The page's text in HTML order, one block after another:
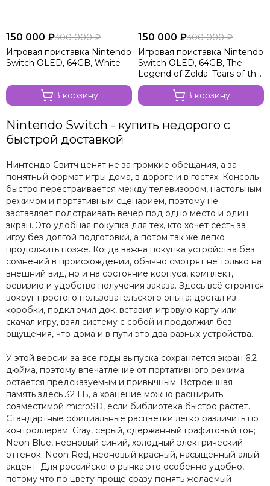
150 000 ₽300 000 ₽
Игровая приставка Nintendo
Switch OLED, 64GB, White
В корзину
150 000 ₽300 000 ₽
Игровая приставка Nintendo
Switch OLED, 64GB, The
Legend of Zelda: Tears of the
Kingdom
В корзину
Nintendo Switch - купить недорого с
быстрой доставкой
Нинтендо Свитч ценят не за громкие обещания, а за
понятный формат игры дома, в дороге и в гостях. Консоль
быстро перестраивается между телевизором, настольным
режимом и портативным сценарием, поэтому не
заставляет подстраивать вечер под одно место и один
экран. Это удобная покупка для тех, кто хочет сесть за
игру без долгой подготовки, а потом так же легко
продолжить позже. Когда важна покупка устройства без
сомнений в происхождении, обычно смотрят не только на
внешний вид, но и на состояние корпуса, комплект,
ревизию и удобство получения заказа. Здесь всё строится
вокруг простого пользовательского опыта: достал из
коробки, подключил док, вставил игровую карту или
скачал игру, взял систему с собой и продолжил без
ощущения, что дома и в пути это два разных устройства.
У этой версии за все годы выпуска сохраняется экран 6,2
дюйма, поэтому впечатление от портативного режима
остаётся предсказуемым и привычным. Встроенная
память здесь 32 ГБ, а хранение можно расширить
совместимой microSD, если библиотека быстро растёт.
Стандартные официальные расцветки легко различить по
контроллерам: Gray, серый, сдержанный графитовый тон;
Neon Blue, неоновый синий, холодный электрический
оттенок; Neon Red, неоновый красный, насыщенный алый
акцент. Для российского рынка это особенно удобно,
потому что по цвету проще сразу понять желаемый